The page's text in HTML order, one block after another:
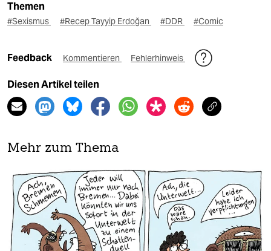
Themen
#Sexismus #Recep Tayyip Erdoğan #DDR #Comic
Feedback Kommentieren Fehlerhinweis
Diesen Artikel teilen
Mehr zum Thema